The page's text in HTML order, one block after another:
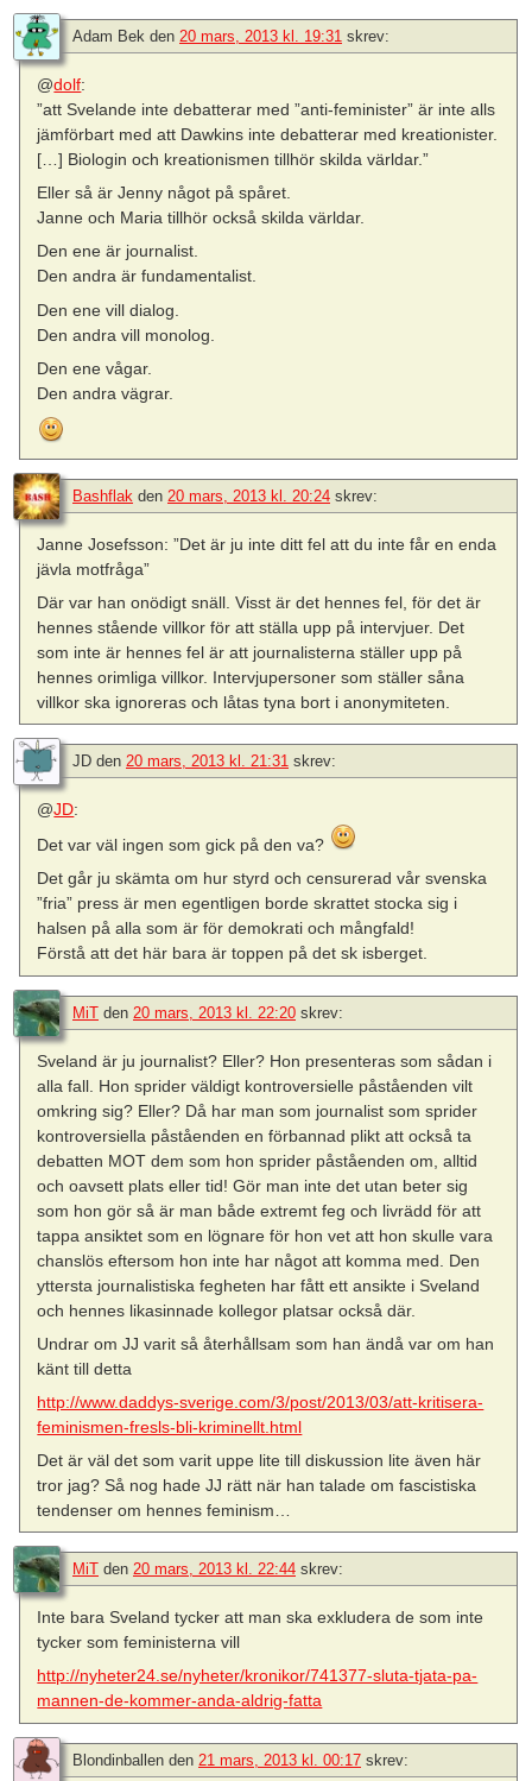
Adam Bek den 20 mars, 2013 kl. 19:31 skrev:
@dolf:
”att Svelande inte debatterar med ”anti-feminister” är inte alls
jämförbart med att Dawkins inte debatterar med kreationister.
[…] Biologin och kreationismen tillhör skilda världar.”
Eller så är Jenny något på spåret.
Janne och Maria tillhör också skilda världar.
Den ene är journalist.
Den andra är fundamentalist.
Den ene vill dialog.
Den andra vill monolog.
Den ene vågar.
Den andra vägrar.
Bashflak den 20 mars, 2013 kl. 20:24 skrev:
Janne Josefsson: ”Det är ju inte ditt fel att du inte får en enda
jävla motfråga”
Där var han onödigt snäll. Visst är det hennes fel, för det är
hennes stående villkor för att ställa upp på intervjuer. Det
som inte är hennes fel är att journalisterna ställer upp på
hennes orimliga villkor. Intervjupersoner som ställer såna
villkor ska ignoreras och låtas tyna bort i anonymiteten.
JD den 20 mars, 2013 kl. 21:31 skrev:
@JD:
Det var väl ingen som gick på den va?
Det går ju skämta om hur styrd och censurerad vår svenska
”fria” press är men egentligen borde skrattet stocka sig i
halsen på alla som är för demokrati och mångfald!
Förstå att det här bara är toppen på det sk isberget.
MiT den 20 mars, 2013 kl. 22:20 skrev:
Sveland är ju journalist? Eller? Hon presenteras som sådan i
alla fall. Hon sprider väldigt kontroversielle påståenden vilt
omkring sig? Eller? Då har man som journalist som sprider
kontroversiella påståenden en förbannad plikt att också ta
debatten MOT dem som hon sprider påståenden om, alltid
och oavsett plats eller tid! Gör man inte det utan beter sig
som hon gör så är man både extremt feg och livrädd för att
tappa ansiktet som en lögnare för hon vet att hon skulle vara
chanslös eftersom hon inte har något att komma med. Den
yttersta journalistiska fegheten har fått ett ansikte i Sveland
och hennes likasinnade kollegor platsar också där.
Undrar om JJ varit så återhållsam som han ändå var om han
känt till detta
http://www.daddys-sverige.com/3/post/2013/03/att-kritisera-
feminismen-fresls-bli-kriminellt.html
Det är väl det som varit uppe lite till diskussion lite även här
tror jag? Så nog hade JJ rätt när han talade om fascistiska
tendenser om hennes feminism…
MiT den 20 mars, 2013 kl. 22:44 skrev:
Inte bara Sveland tycker att man ska exkludera de som inte
tycker som feministerna vill
http://nyheter24.se/nyheter/kronikor/741377-sluta-tjata-pa-
mannen-de-kommer-anda-aldrig-fatta
Blondinballen den 21 mars, 2013 kl. 00:17 skrev: